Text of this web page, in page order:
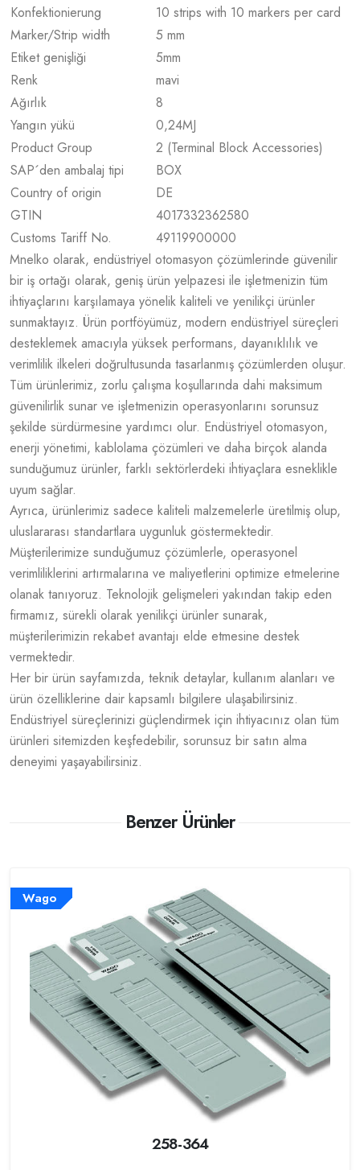
Konfektionierung
10 strips with 10 markers per card
Marker/Strip width
5 mm
Etiket genişliği
5mm
Renk
mavi
Ağırlık
8
Yangın yükü
0,24MJ
Product Group
2 (Terminal Block Accessories)
SAP´den ambalaj tipi
BOX
Country of origin
DE
GTIN
4017332362580
Customs Tariff No.
49119900000
Mnelko olarak, endüstriyel otomasyon çözümlerinde güvenilir
bir iş ortağı olarak, geniş ürün yelpazesi ile işletmenizin tüm
ihtiyaçlarını karşılamaya yönelik kaliteli ve yenilikçi ürünler
sunmaktayız. Ürün portföyümüz, modern endüstriyel süreçleri
desteklemek amacıyla yüksek performans, dayanıklılık ve
verimlilik ilkeleri doğrultusunda tasarlanmış çözümlerden oluşur.
Tüm ürünlerimiz, zorlu çalışma koşullarında dahi maksimum
güvenilirlik sunar ve işletmenizin operasyonlarını sorunsuz
şekilde sürdürmesine yardımcı olur. Endüstriyel otomasyon,
enerji yönetimi, kablolama çözümleri ve daha birçok alanda
sunduğumuz ürünler, farklı sektörlerdeki ihtiyaçlara esneklikle
uyum sağlar.
Ayrıca, ürünlerimiz sadece kaliteli malzemelerle üretilmiş olup,
uluslararası standartlara uygunluk göstermektedir.
Müşterilerimize sunduğumuz çözümlerle, operasyonel
verimliliklerini artırmalarına ve maliyetlerini optimize etmelerine
olanak tanıyoruz. Teknolojik gelişmeleri yakından takip eden
firmamız, sürekli olarak yenilikçi ürünler sunarak,
müşterilerimizin rekabet avantajı elde etmesine destek
vermektedir.
Her bir ürün sayfamızda, teknik detaylar, kullanım alanları ve
ürün özelliklerine dair kapsamlı bilgilere ulaşabilirsiniz.
Endüstriyel süreçlerinizi güçlendirmek için ihtiyacınız olan tüm
ürünleri sitemizden keşfedebilir, sorunsuz bir satın alma
deneyimi yaşayabilirsiniz.
Benzer Ürünler
Wago
258-364